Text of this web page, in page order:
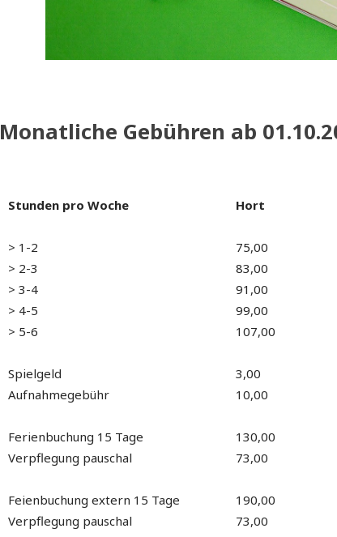
Monatliche Gebühren ab
Stunden pro Woche Hort
> 1-2 75,00
> 2-3
83,00
> 3-4
91,00
> 4-5
99,00
> 5-6
107,00
Spielgeld 3,00
Aufnahmegebühr
10,00
Ferienbuchung 15 Tage 130,00
Verpflegung pauschal
73,00
Feienbuchung extern 15 Tage 190,00
Verpflegung pauschal
73,00